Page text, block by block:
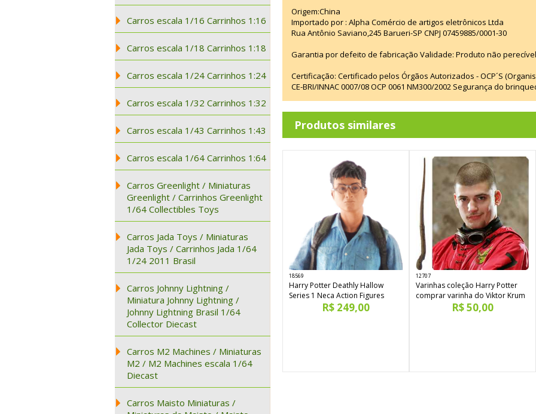
Carros escala 1/16 Carrinhos 1:16
Carros escala 1/18 Carrinhos 1:18
Carros escala 1/24 Carrinhos 1:24
Carros escala 1/32 Carrinhos 1:32
Carros escala 1/43 Carrinhos 1:43
Carros escala 1/64 Carrinhos 1:64
Carros Greenlight / Miniaturas
Greenlight / Carrinhos Greenlight
1/64 Collectibles Toys
Carros Jada Toys / Miniaturas
Jada Toys / Carrinhos Jada 1/64
1/24 2011 Brasil
Carros Johnny Lightning /
Miniatura Johnny Lightning /
Johnny Lightning Brasil 1/64
Collector Diecast
Carros M2 Machines / Miniaturas
M2 / M2 Machines escala 1/64
Diecast
Carros Maisto Miniaturas /
Origem:China
Importado por : Alpha Comércio de artigos eletrônicos Ltda
Rua Antônio Saviano,245 Barueri-SP CNPJ 07459885/0001-30
Garantia por defeito de fabricação Validade: Produto não
Certificação: Certificado pelos Órgãos Autorizados - OCP´S
CE-BRI/INNAC 0007/08 OCP 0061 NM300/2002 Segurança do
Produtos similares
18569
Harry Potter Deathly Hallow
Series 1 Neca Action Figures
R$ 249,00
12707
Varinhas coleção Harry Potter
comprar varinha do Viktor Krum
R$ 50,00